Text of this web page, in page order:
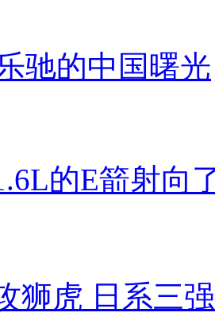
驰的中国曙光
的E箭射向
狮虎 日系三